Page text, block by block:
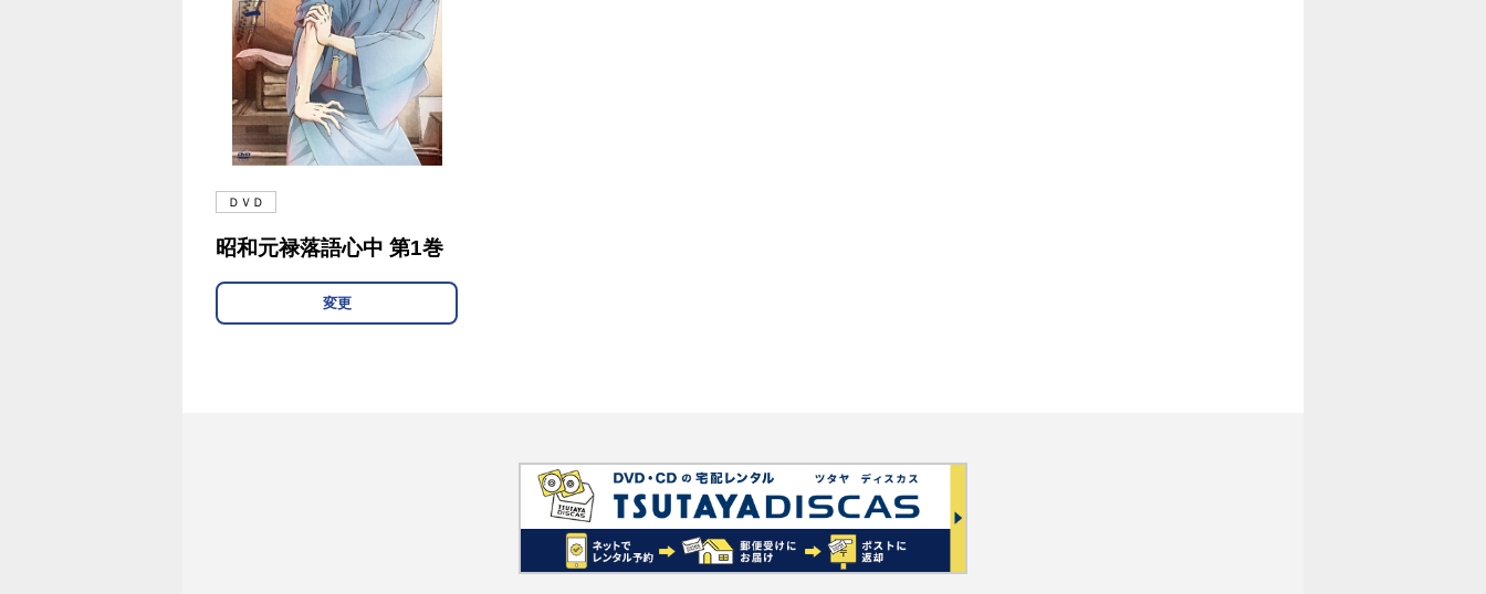
ＤＶＤ
昭和元禄落語心中 第1巻
変更